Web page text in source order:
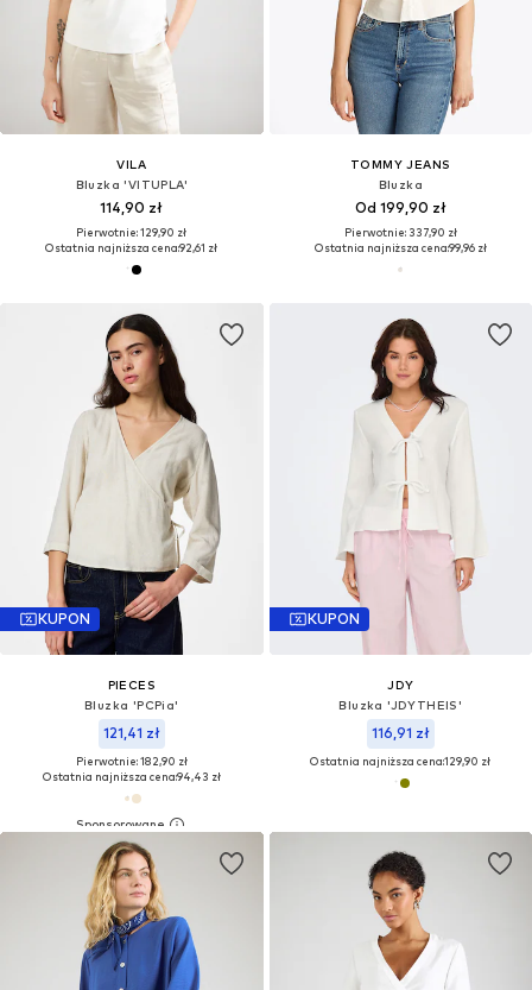
VILA
Bluzka 'VITUPLA'
114,90 zł
Pierwotnie: 129,90 zł
Ostatnia najniższa cena:92,61 zł
TOMMY JEANS
Bluzka
Od 199,90 zł
Pierwotnie: 337,90 zł
Ostatnia najniższa cena:99,96 zł
KUPON
PIECES
Bluzka 'PCPia'
121,41 zł
Pierwotnie: 182,90 zł
Ostatnia najniższa cena:94,43 zł
KUPON
JDY
Bluzka 'JDYTHEIS'
116,91 zł
Ostatnia najniższa cena:129,90 zł